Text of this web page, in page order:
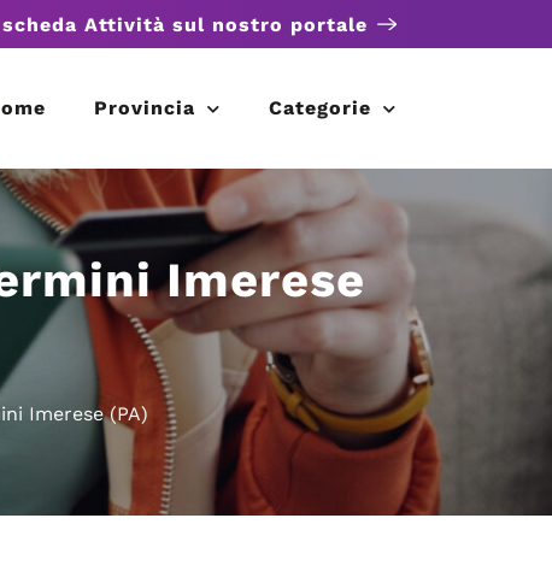
Attività sul nostro portale
Provincia Categorie
Imerese
Imerese (PA)